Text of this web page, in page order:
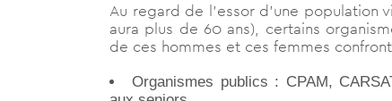
Au regard de l’essor d’une population
aura plus de 60 ans), certains
de ces hommes et ces femmes
Organismes publics : CPAM,